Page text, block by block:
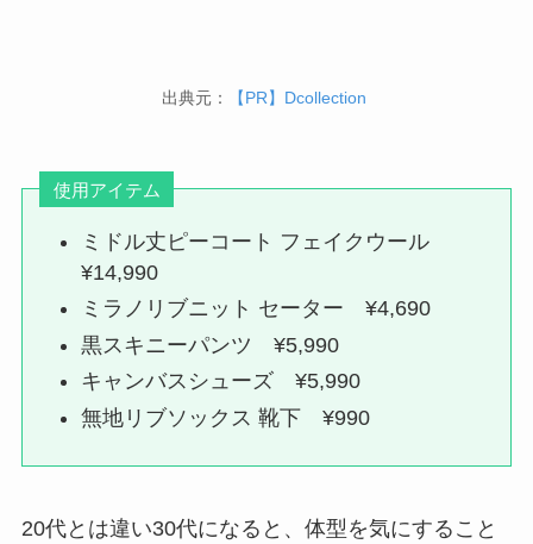
出典元： 【PR】Dcollection
使用アイテム
ミドル丈ピーコート フェイクウール
¥14,990
ミラノリブニット セーター ¥4,690
黒スキニーパンツ ¥5,990
キャンバスシューズ ¥5,990
無地リブソックス 靴下 ¥990
20代とは違い30代になると、体型を気にすること